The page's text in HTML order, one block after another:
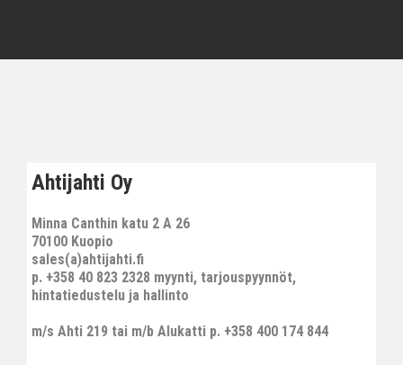
Ahtijahti Oy
Minna Canthin katu 2 A 26
70100 Kuopio
sales(a)ahtijahti.fi
p. +358 40 823 2328 myynti, tarjouspyynnöt,
hintatiedustelu ja hallinto
m/s Ahti 219 tai m/b Alukatti p. +358 400 174 844